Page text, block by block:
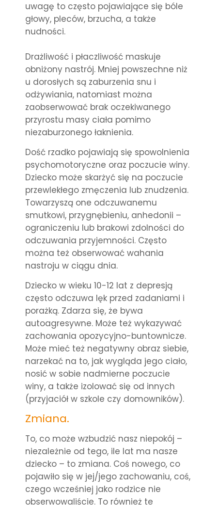
uwagę to często pojawiające się bóle
głowy, pleców, brzucha, a także
nudności.
Drażliwość i płaczliwość maskuje
obniżony nastrój. Mniej powszechne niż
u dorosłych są zaburzenia snu i
odżywiania, natomiast można
zaobserwować brak oczekiwanego
przyrostu masy ciała pomimo
niezaburzonego łaknienia.
Dość rzadko pojawiają się spowolnienia
psychomotoryczne oraz poczucie winy.
Dziecko może skarżyć się na poczucie
przewlekłego zmęczenia lub znudzenia.
Towarzyszą one odczuwanemu
smutkowi, przygnębieniu, anhedonii –
ograniczeniu lub brakowi zdolności do
odczuwania przyjemności. Często
można też obserwować wahania
nastroju w ciągu dnia.
Dziecko w wieku 10-12 lat z depresją
często odczuwa lęk przed zadaniami i
porażką. Zdarza się, że bywa
autoagresywne. Może też wykazywać
zachowania opozycyjno-buntownicze.
Może mieć też negatywny obraz siebie,
narzekać na to, jak wygląda jego ciało,
nosić w sobie nadmierne poczucie
winy, a także izolować się od innych
(przyjaciół w szkole czy domowników).
Zmiana.
To, co może wzbudzić nasz niepokój –
niezależnie od tego, ile lat ma nasze
dziecko – to zmiana. Coś nowego, co
pojawiło się w jej/jego zachowaniu, coś,
czego wcześniej jako rodzice nie
obserwowaliście. To również te